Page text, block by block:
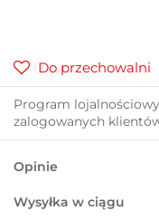
Do przechowalni
Program
zalogowanych
Opinie
Wysyłka w ciągu